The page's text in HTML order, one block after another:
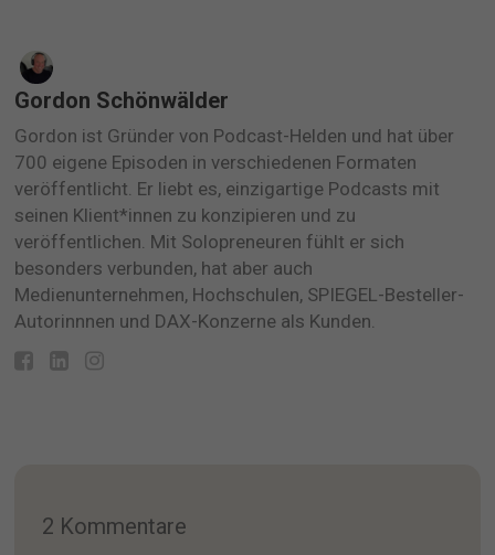
Gordon Schönwälder
Gordon ist Gründer von Podcast-Helden und hat über
700 eigene Episoden in verschiedenen Formaten
veröffentlicht. Er liebt es, einzigartige Podcasts mit
seinen Klient*innen zu konzipieren und zu
veröffentlichen. Mit Solopreneuren fühlt er sich
besonders verbunden, hat aber auch
Medienunternehmen, Hochschulen, SPIEGEL-Besteller-
Autorinnnen und DAX-Konzerne als Kunden.
2 Kommentare